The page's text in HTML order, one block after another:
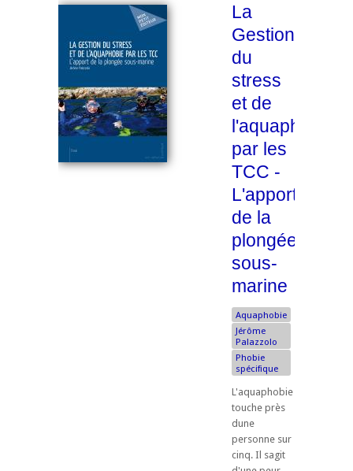
La
Gestion
du
stress
et de
l'aquaphobie
par les
TCC -
L'apport
de la
plongée
sous-
marine
Aquaphobie
Jérôme
Palazzolo
Phobie
spécifique
L'aquaphobie
touche près
dune
personne sur
cinq. Il sagit